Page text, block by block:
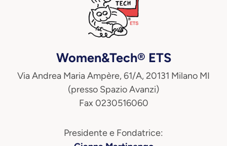
Women&Tech® ETS
Via Andrea Maria Ampère, 61/A, 20131 Milano MI
(presso Spazio Avanzi)
Fax 0230516060
Presidente e Fondatrice: